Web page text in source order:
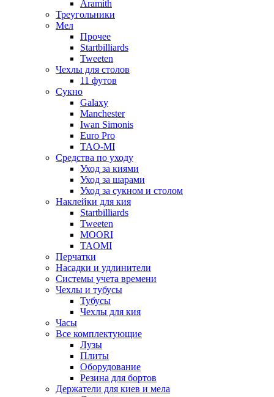
Aramith
Треугольники
Мел
Прочее
Startbilliards
Tweeten
Чехлы для столов
11 футов
Сукно
Galaxy
Manchester
Iwan Simonis
Euro Pro
TAO-MI
Средства по уходу
Уход за киями
Уход за шарами
Уход за сукном и столом
Наклейки для кия
Startbilliards
Tweeten
MOORI
TAOMI
Перчатки
Насадки и удлинители
Системы учета времени
Чехлы и тубусы
Тубусы
Чехлы для кия
Часы
Все комплектующие
Лузы
Плиты
Оборудование
Резина для бортов
Держатели для киев и мела